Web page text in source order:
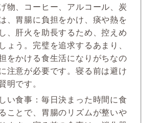
物、コーヒー、アルコール、炭
、胃腸に負担をかけ、痰や熱を
、肝火を助長するため、控えめ
ょう。完璧を追求するあまり、
をかける食生活になりがちなの
注意が必要です。寝る前は避け
明です。
い食事：毎日決まった時間に食
ことで、胃腸のリズムが整いや